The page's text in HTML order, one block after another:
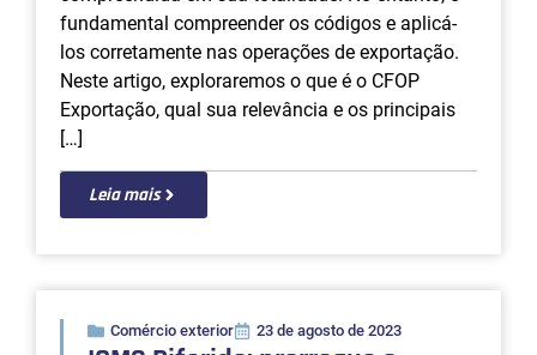
, Comércio exterior 29 de setembro de 2023
CFOP Exportação: o que é e quais
os principais códigos?
Para quem atua no campo do Comércio Exterior,
CFOP (Código Fiscal de Operações e Prestações)
é uma sigla conhecida, mas nem sempre
compreendida em sua totalidade. No entanto, é
Exportação, qual sua relevância e os principais